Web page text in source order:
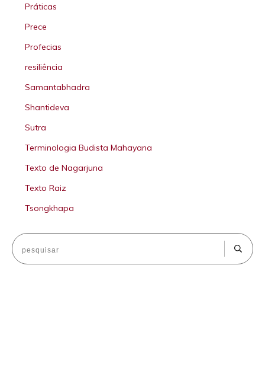
Práticas
Prece
Profecias
resiliência
Samantabhadra
Shantideva
Sutra
Terminologia Budista Mahayana
Texto de Nagarjuna
Texto Raiz
Tsongkhapa